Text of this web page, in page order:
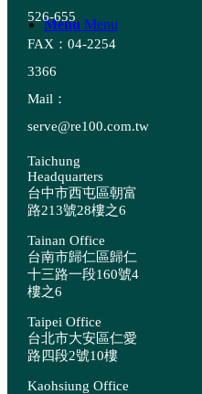
Menu Menu
526-655
FAX：04-2254
3366
Mail：
serve@re100.com.tw
Taichung
Headquarters
台中市西屯區朝富
路213號28樓之6
Tainan Office
台南市歸仁區歸仁
十三路一段160號4
樓之6
Taipei Office
台北市大安區仁愛
路四段2號10樓
Kaohsiung Office